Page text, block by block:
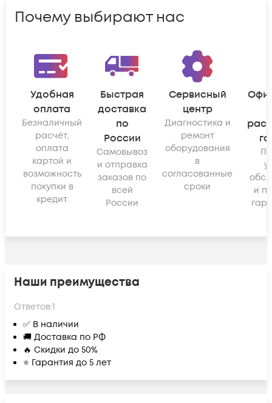
Почему выбирают нас
Удобная
оплата
Безналичный
расчёт,
оплата
картой и
возможность
покупки в
кредит
Быстрая
доставка
по
России
Самовывоз
и отправка
заказов по
всей
России
Сервисный
центр
Диагностика и
ремонт
оборудования
в
согласованные
сроки
и
Наши преимущества
Ответов:1
✅ В наличии
🚚 Доставка по РФ
🔥 Скидки до 50%
⭐ Гарантия до 5 лет